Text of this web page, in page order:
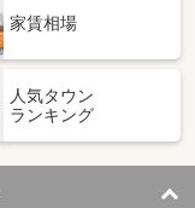
家賃相場
人気タウン
ランキング